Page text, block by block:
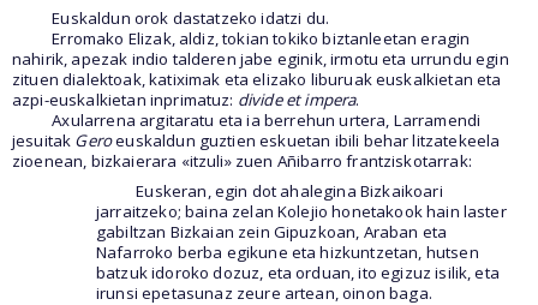
Euskaldun orok dastatzeko idatzi du.
Erromako Elizak, aldiz, tokian tokiko biztanleetan eragin
nahirik, apezak indio talderen jabe eginik, irmotu eta urrundu egin
zituen dialektoak, katiximak eta elizako liburuak euskalkietan eta
azpi-euskalkietan inprimatuz: divide et impera.
Axularrena argitaratu eta ia berrehun urtera, Larramendi
jesuitak Geroeuskaldun guztien eskuetan ibili behar litzatekeela
zioenean, bizkaierara «itzuli» zuen Añibarro frantziskotarrak:
Euskeran, egin dot ahalegina Bizkaikoari
jarraitzeko; baina zelan Kolejio honetakook hain laster
gabiltzan Bizkaian zein Gipuzkoan, Araban eta
Nafarroko berba egikune eta hizkuntzetan, hutsen
batzuk idoroko dozuz, eta orduan, ito egizuz isilik, eta
irunsi epetasunaz zeure artean, oinon baga.